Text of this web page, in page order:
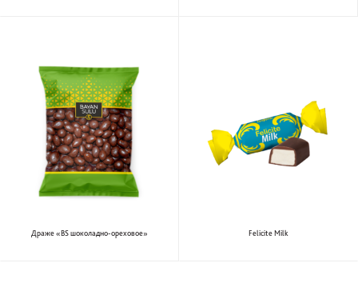
Драже «BS шоколадно-ореховое» Felicite Milk